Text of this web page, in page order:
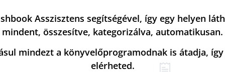
Asszisztens segítségével, így egy helyen
mindent, összesítve, kategorizálva, automatikusan.
mindezt a könyvelőprogramodnak is átadja,
elérheted.